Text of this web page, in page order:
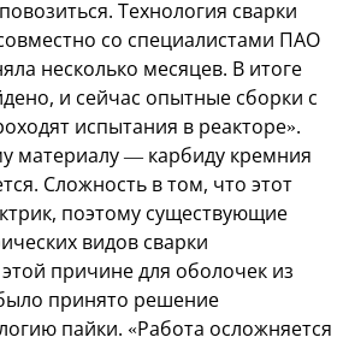
Технология сварки
со специалистами ПАО
несколько месяцев. В итоге
и сейчас опытные сборки с
испытания в реакторе».
материалу — карбиду кремния
Сложность в том, что этот
поэтому существующие
видов сварки
причине для оболочек из
принято решение
пайки. «Работа осложняется